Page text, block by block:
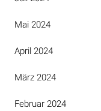
Mai 2024
April 2024
März 2024
Februar 2024